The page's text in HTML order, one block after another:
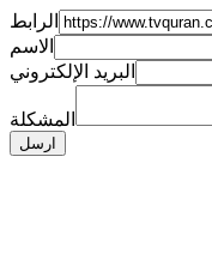
الرابط
الاسم
البريد الإلكتروني
المشكلة
ارسل